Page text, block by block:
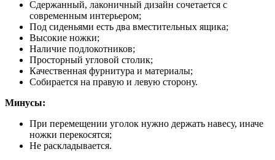
Сдержанный, лаконичный дизайн сочетается с
современным интерьером;
Под сиденьями есть два вместительных ящика;
Высокие ножки;
Наличие подлокотников;
Просторный угловой столик;
Качественная фурнитура и материалы;
Собирается на правую и левую сторону.
Минусы:
При перемещении уголок нужно держать навесу, иначе
ножки перекосятся;
Не раскладывается.